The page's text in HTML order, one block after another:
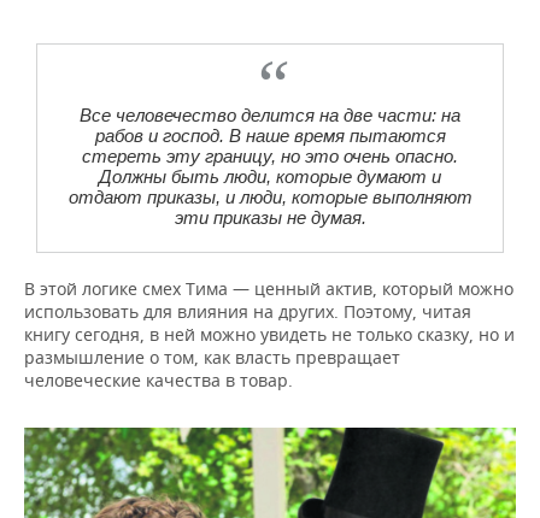
Все человечество делится на две части: на
рабов и господ. В наше время пытаются
стереть эту границу, но это очень опасно.
Должны быть люди, которые думают и
отдают приказы, и люди, которые выполняют
эти приказы не думая.
В этой логике смех Тима — ценный актив, который можно
использовать для влияния на других. Поэтому, читая
книгу сегодня, в ней можно увидеть не только сказку, но и
размышление о том, как власть превращает
человеческие качества в товар.